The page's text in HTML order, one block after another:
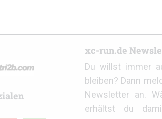
xc-run.de
Du willst immer
bleiben? Dann
Newsletter an.
erhältst du